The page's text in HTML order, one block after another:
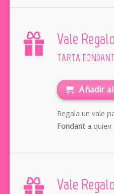
Vale Regalo
TARTA FONDANT
Añadir
Regala un vale
Fondanta quien
Vale Regalo